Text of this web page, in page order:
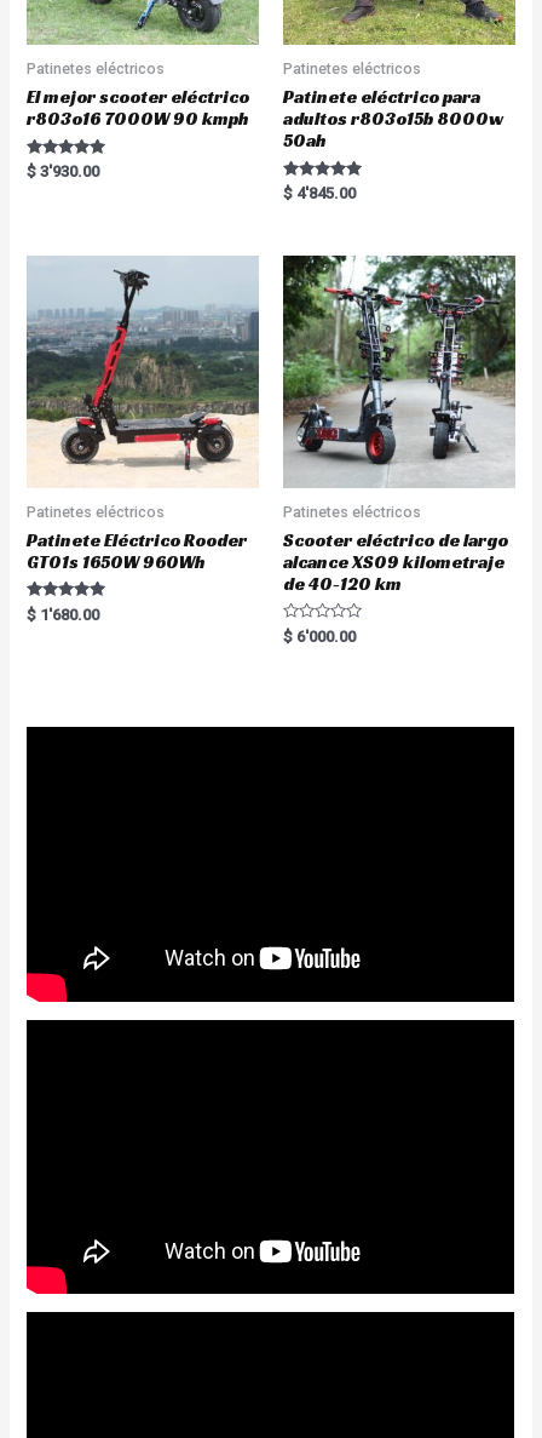
Patinetes eléctricos
El mejor scooter eléctrico
r803o16 7000W 90 kmph
Rated
5.00
$ 3'930.00
Patinetes eléctricos
Patinete eléctrico para
adultos r803o15b 8000w
50ah
Rated
5.00
$ 4'845.00
Patinetes eléctricos
Patinete Eléctrico Rooder
GT01s 1650W 960Wh
Rated
5.00
$ 1'680.00
Patinetes eléctricos
Scooter eléctrico de largo
alcance XS09 kilometraje
de 40-120 km
R
a
$ 6'000.00